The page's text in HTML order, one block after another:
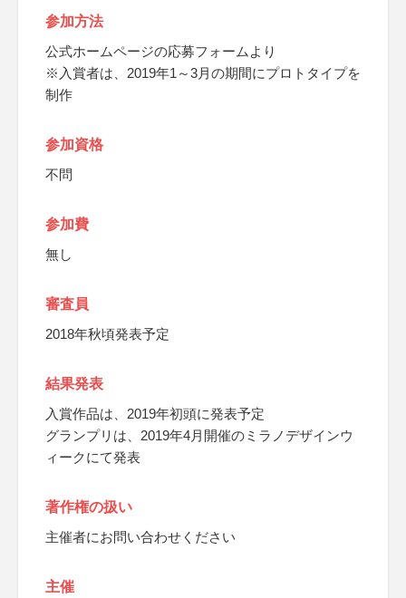
参加方法
公式ホームページの応募フォームより
※入賞者は、2019年1～3月の期間にプロトタイプを
制作
参加資格
不問
参加費
無し
審査員
2018年秋頃発表予定
結果発表
入賞作品は、2019年初頭に発表予定
グランプリは、2019年4月開催のミラノデザインウ
ィークにて発表
著作権の扱い
主催者にお問い合わせください
主催